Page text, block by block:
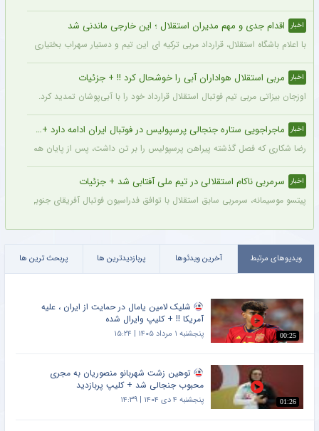
اخبار اقدام جدی و مهم مدیران استقلال ؛ این خارجی ماندنی شد
با اعلام باشگاه استقلال، قرارداد مربی ترکیه ای این تیم و دستیار سهراب بختیاری زاده
اخبار مربی استقلال هواداران آبی را خوشحال کرد !! + جزئیات
اوزجان بیزاتی مربی تیم فوتبال استقلال قرارداد خود را با آبی‌پوشان تمدید کرد.
اخبار ماجراجویی ستاره جنجالی پرسپولیس در فوتبال ایران ادامه دارد + جزئیات
رضا شکاری که فصل گذشته پیراهن پرسپولیس را بر تن داشت، پس از پایان همکاری با
اخبار سرمربی ناکام استقلالی در تیم ملی آفتابی شد + جزئیات
پیتسو موسیمانه، سرمربی سابق استقلال با توافق فدراسیون فوتبال آفریقای جنوبی
ویدیوهای مرتبط آخرین ویدئوها پربازدیدترین ها پربحث ترین ها
00:25
شلیک لامین یامال در حمایت از ایران ، علیه
آمریکا !! + کلیپ وایرال شده
پنجشنبه ۱ مرداد ۱۴۰۵ | ۱۵:۲۴
01:26
توهین زشت شهربانو منصوریان به مجری
محبوب جنجالی شد + کلیپ پربازدید
پنجشنبه ۴ دی ۱۴۰۴ | ۱۴:۳۹